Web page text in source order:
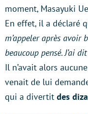
moment, Masayuki
En effet, il a déclaré
m’appeler après avoir
beaucoup pensé. J’ai
Il n’avait alors
venait de lui
qui a divertit des